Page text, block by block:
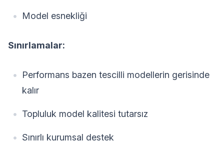
Model esnekliği
Sınırlamalar:
Performans bazen tescilli modellerin gerisinde
kalır
Topluluk model kalitesi tutarsız
Sınırlı kurumsal destek